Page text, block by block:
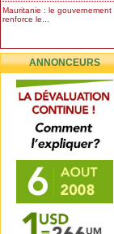
Mauritanie : le gouvernement
renforce le...
ANNONCEURS